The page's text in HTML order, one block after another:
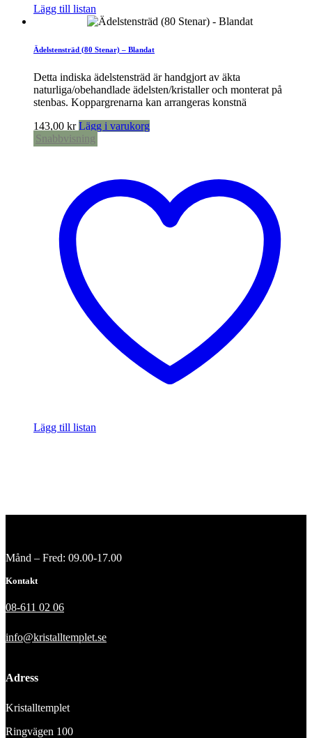
Lägg till listan
Ädelstensträd (80 Stenar) – Blandat
Detta indiska ädelstensträd är handgjort av äkta
naturliga/obehandlade ädelsten/kristaller och monterat på
stenbas. Koppargrenarna kan arrangeras konstnä
143,00 kr Lägg i varukorg
Snabbvisning
Lägg till listan
Månd – Fred: 09.00-17.00
Kontakt
08-611 02 06
info@kristalltemplet.se
Adress
Kristalltemplet
Ringvägen 100